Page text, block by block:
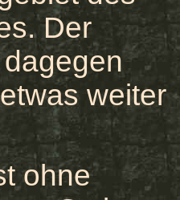
Der
weiter
ohne